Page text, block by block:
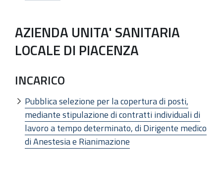
AZIENDA UNITA' SANITARIA
LOCALE DI PIACENZA
INCARICO
Pubblica selezione per la copertura di posti,
mediante stipulazione di contratti individuali di
lavoro a tempo determinato, di Dirigente medico
di Anestesia e Rianimazione